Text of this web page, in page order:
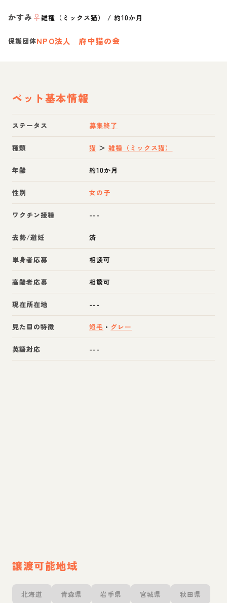
かすみ ♀雑種（ミックス猫） /約10か月
保護団体NPO法人 府中猫の会
ペット基本情報
ステータス 募集終了
種類 猫 ＞雑種（ミックス猫）
年齢 約10か月
性別 女の子
ワクチン接種 ---
去勢/避妊 済
単身者応募 相談可
高齢者応募 相談可
現在所在地 ---
見た目の特徴 短毛 ・ グレー
英語対応 ---
譲渡可能地域
北海道 青森県 岩手県 宮城県 秋田県